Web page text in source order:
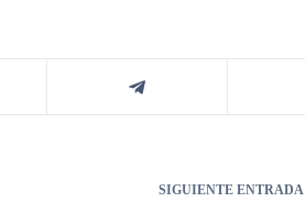
SIGUIENTEENTRADA